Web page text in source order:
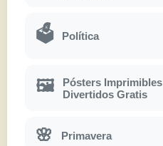
🗳 Política
🖼
Pósters Imprimibles
Divertidos Gratis
🌸 Primavera